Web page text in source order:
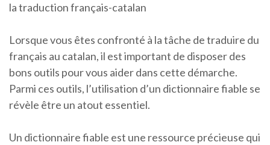
la traduction français-catalan
Lorsque vous êtes confronté à la tâche de traduire du
français au catalan, il est important de disposer des
bons outils pour vous aider dans cette démarche.
Parmi ces outils, l’utilisation d’un dictionnaire fiable se
révèle être un atout essentiel.
Un dictionnaire fiable est une ressource précieuse qui